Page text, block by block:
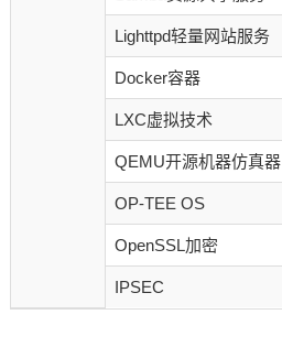
Lighttpd轻量网站服务
Docker容器
LXC虚拟技术
QEMU开源机器仿真器
OP-TEE OS
OpenSSL加密
IPSEC